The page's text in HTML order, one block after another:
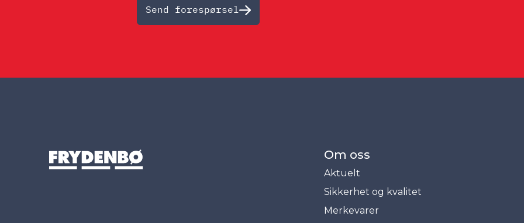
Send forespørsel
Om oss
Aktuelt
Sikkerhet og kvalitet
Merkevarer